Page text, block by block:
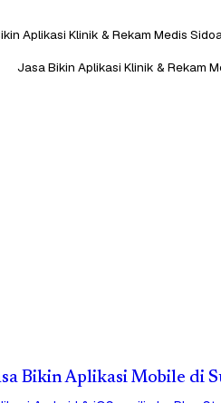
Aplikasi Klinik & Rekam Medis
Jasa Bikin Aplikasi Klinik & Rekam
Bikin Aplikasi Mobile di